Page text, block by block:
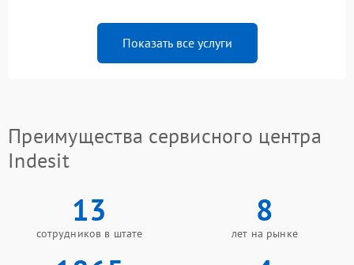
Показать все услуги
Преимущества сервисного центра
Indesit
13
сотрудников в штате
8
лет на рынке